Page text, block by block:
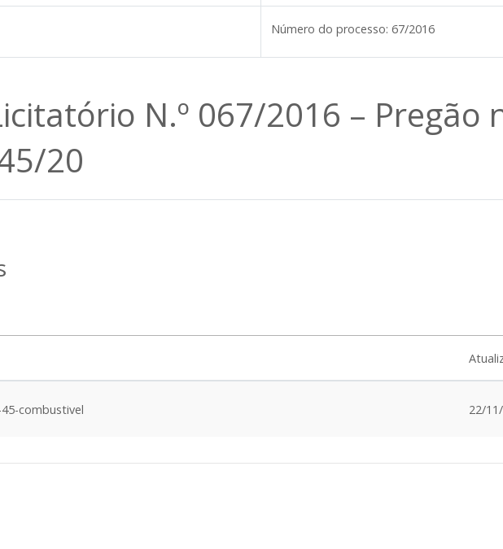
Número do processo: 67/2016
N.º 067/2016 – Pregão
20
combustivel 22/